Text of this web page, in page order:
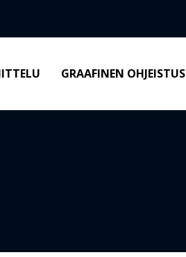
GRAAFINEN OHJEISTUS